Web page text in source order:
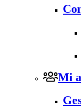
Mi